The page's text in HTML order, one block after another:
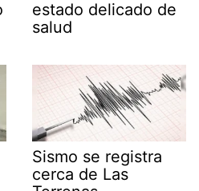
estado delicado de
salud
Sismo se registra
cerca de Las